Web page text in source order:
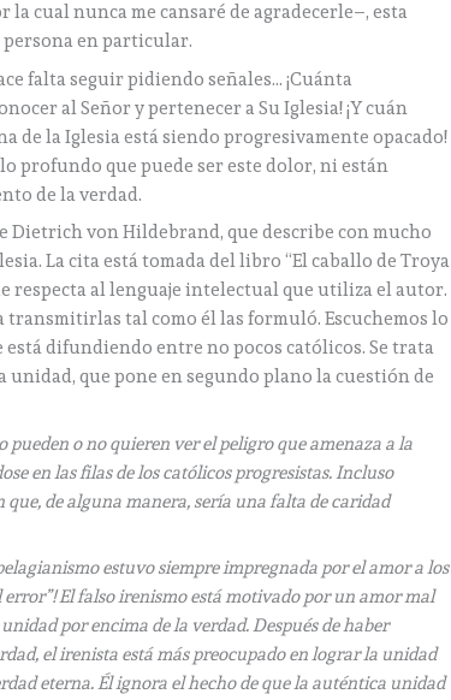
cual nunca me cansaré de agradecerle–, esta
persona en particular.
falta seguir pidiendo señales… ¡Cuánta
al Señor y pertenecer a Su Iglesia! ¡Y cuán
de la Iglesia está siendo progresivamente opacado!
profundo que puede ser este dolor, ni están
de la verdad.
von Hildebrand, que describe con mucho
La cita está tomada del libro “El caballo de Troya
respecta al lenguaje intelectual que utiliza el autor.
transmitirlas tal como él las formuló. Escuchemos lo
está difundiendo entre no pocos católicos. Se trata
que pone en segundo plano la cuestión de
o no quieren ver el peligro que amenaza a la
en las filas de los católicos progresistas. Incluso
de alguna manera, sería una falta de caridad
estuvo siempre impregnada por el amor a los
El falso irenismo está motivado por un amor mal
por encima de la verdad. Después de haber
el irenista está más preocupado en lograr la unidad
eterna. Él ignora el hecho de que la auténtica unidad